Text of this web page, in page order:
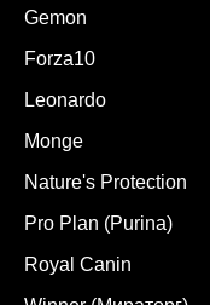
Gemon
Forza10
Leonardo
Monge
Nature's Protection
Pro Plan (Purina)
Royal Canin